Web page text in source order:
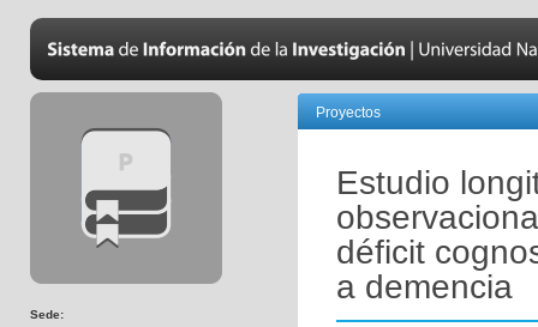
Sede:
Proyectos
Estudio
déficit
a demencia